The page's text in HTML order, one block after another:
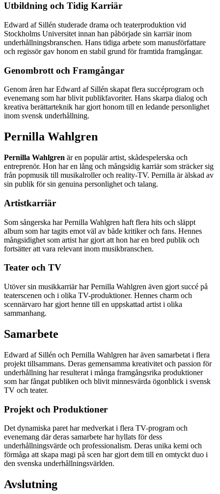
Utbildning och Tidig Karriär
Edward af Sillén studerade drama och teaterproduktion vid
Stockholms Universitet innan han påbörjade sin karriär inom
underhållningsbranschen. Hans tidiga arbete som manusförfattare
och regissör gav honom en stabil grund för framtida framgångar.
Genombrott och Framgångar
Genom åren har Edward af Sillén skapat flera succéprogram och
evenemang som har blivit publikfavoriter. Hans skarpa dialog och
kreativa berättarteknik har gjort honom till en ledande personlighet
inom svensk underhållning.
Pernilla Wahlgren
Pernilla Wahlgren är en populär artist, skådespelerska och
entreprenör. Hon har en lång och mångsidig karriär som sträcker sig
från popmusik till musikalroller och reality-TV. Pernilla är älskad av
sin publik för sin genuina personlighet och talang.
Artistkarriär
Som sångerska har Pernilla Wahlgren haft flera hits och släppt
album som har tagits emot väl av både kritiker och fans. Hennes
mångsidighet som artist har gjort att hon har en bred publik och
fortsätter att vara relevant inom musikbranschen.
Teater och TV
Utöver sin musikkarriär har Pernilla Wahlgren även gjort succé på
teaterscenen och i olika TV-produktioner. Hennes charm och
scennärvaro har gjort henne till en uppskattad artist i olika
sammanhang.
Samarbete
Edward af Sillén och Pernilla Wahlgren har även samarbetat i flera
projekt tillsammans. Deras gemensamma kreativitet och passion för
underhållning har resulterat i många framgångsrika produktioner
som har fångat publiken och blivit minnesvärda ögonblick i svensk
TV och teater.
Projekt och Produktioner
Det dynamiska paret har medverkat i flera TV-program och
evenemang där deras samarbete har hyllats för dess
underhållningsvärde och professionalism. Deras unika kemi och
förmåga att skapa magi på scen har gjort dem till en omtyckt duo i
den svenska underhållningsvärlden.
Avslutning